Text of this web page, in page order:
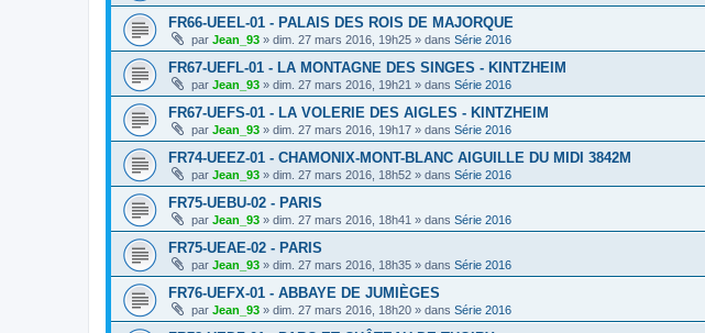
FR66-UEEL-01 - PALAIS DES ROIS DE MAJORQUE
par Jean_93 » dim. 27 mars 2016, 19h25 » dans Série 2016
FR67-UEFL-01 - LA MONTAGNE DES SINGES - KINTZHEIM
par Jean_93 » dim. 27 mars 2016, 19h21 » dans Série 2016
FR67-UEFS-01 - LA VOLERIE DES AIGLES - KINTZHEIM
par Jean_93 » dim. 27 mars 2016, 19h17 » dans Série 2016
FR74-UEEZ-01 - CHAMONIX-MONT-BLANC AIGUILLE DU MIDI 3842M
par Jean_93 » dim. 27 mars 2016, 18h52 » dans Série 2016
FR75-UEBU-02 - PARIS
par Jean_93 » dim. 27 mars 2016, 18h41 » dans Série 2016
FR75-UEAE-02 - PARIS
par Jean_93 » dim. 27 mars 2016, 18h35 » dans Série 2016
FR76-UEFX-01 - ABBAYE DE JUMIÈGES
par Jean_93 » dim. 27 mars 2016, 18h20 » dans Série 2016